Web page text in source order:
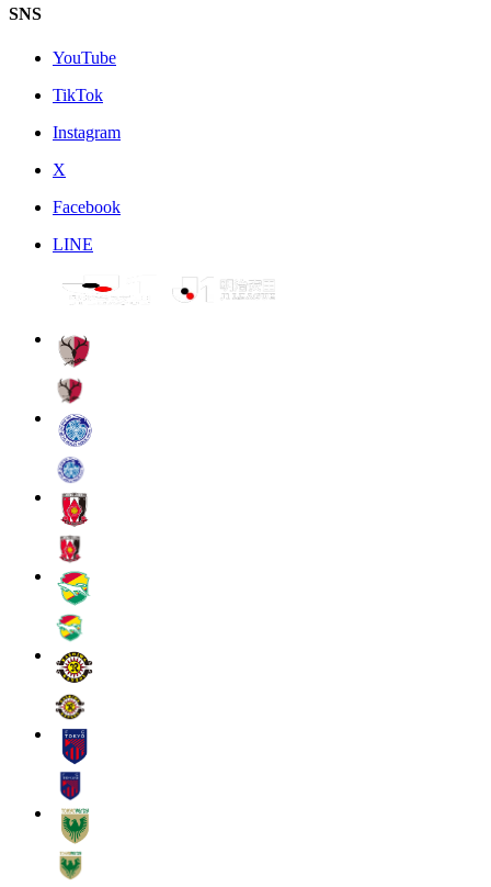
SNS
YouTube
TikTok
Instagram
X
Facebook
LINE